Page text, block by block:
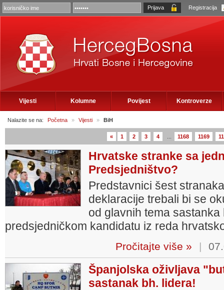
Registracija
Vijesti Kolumne Povijest Kontroverze
Nalazite se na: Početna » Vijesti » BiH
« 1 2 3 4 1168 1169
Hrvatske stranke sa
Predsjedništvo?
Predstavnici šest
deklaracije trebali bi se
od glavnih tema
predsjedničkom kandidatu iz reda
Pročitajte više » |
Španjolska oživljava
sastanak bh. lidera!